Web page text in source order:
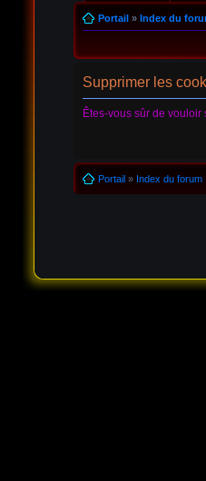
Portail» Index du
Supprimer les
Êtes-vous sûr de
Portail» Index du forum